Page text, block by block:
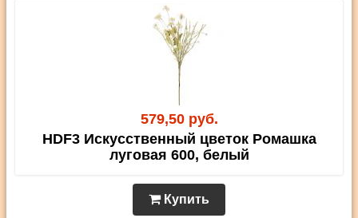
579,50 руб.
HDF3 Искусственный цветок Ромашка
луговая 600, белый
Купить